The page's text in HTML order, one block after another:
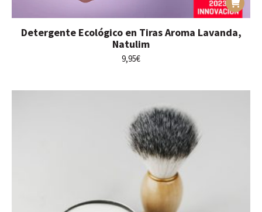
Detergente Ecológico en Tiras Aroma Lavanda,
Natulim
9,95€